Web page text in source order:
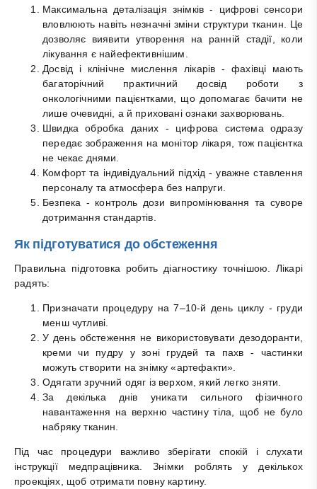
Максимальна деталізація знімків - цифрові сенсори
вловлюють навіть незначні зміни структури тканин. Це
дозволяє виявити утворення на ранній стадії, коли
лікування є найефективнішим.
Досвід і клінічне мислення лікарів - фахівці мають
багаторічний практичний досвід роботи з
онкологічними пацієнтками, що допомагає бачити не
лише очевидні, а й приховані ознаки захворювань.
Швидка обробка даних - цифрова система одразу
передає зображення на монітор лікаря, тож пацієнтка
не чекає днями.
Комфорт та індивідуальний підхід - уважне ставлення
персоналу та атмосфера без напруги.
Безпека - контроль дози випромінювання та суворе
дотримання стандартів.
Як підготуватися до обстеження
Правильна підготовка робить діагностику точнішою. Лікарі
радять:
Призначати процедуру на 7–10-й день циклу - груди
менш чутливі.
У день обстеження не використовувати дезодоранти,
креми чи пудру у зоні грудей та пахв - частинки
можуть створити на знімку «артефакти».
Одягати зручний одяг із верхом, який легко зняти.
За декілька днів уникати сильного фізичного
навантаження на верхню частину тіла, щоб не було
набряку тканин.
Під час процедури важливо зберігати спокій і слухати
інструкції медпрацівника. Знімки роблять у декількох
проекціях, щоб отримати повну картину.